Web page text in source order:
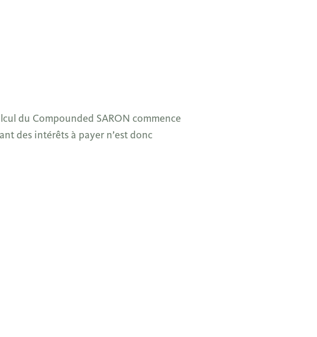
du Compounded SARON commence
des intérêts à payer n’est donc